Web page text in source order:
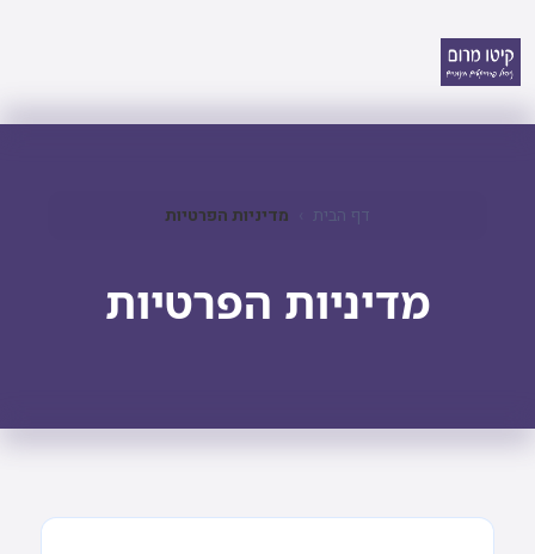
דף הבית מדיניות הפרטיות
מדיניות הפרטיות